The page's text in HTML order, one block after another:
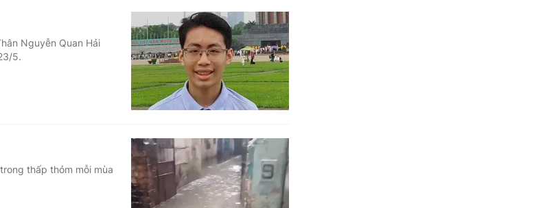
Nguyễn Quan Hải
5.
thấp thỏm mỗi mùa